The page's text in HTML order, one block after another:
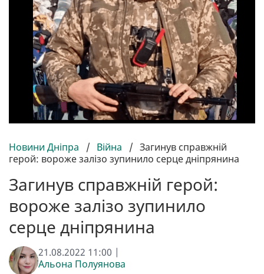
Новини Дніпра / Війна / Загинув справжній
герой: вороже залізо зупинило серце дніпрянина
Загинув справжній герой:
вороже залізо зупинило
серце дніпрянина
21.08.2022 11:00 |
Альона Полуянова